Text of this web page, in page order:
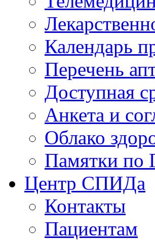
Календарь
Перечень
Доступная
Анкета и
Облако
Памятки по
Центр СПИДа
Контакты
Пациентам